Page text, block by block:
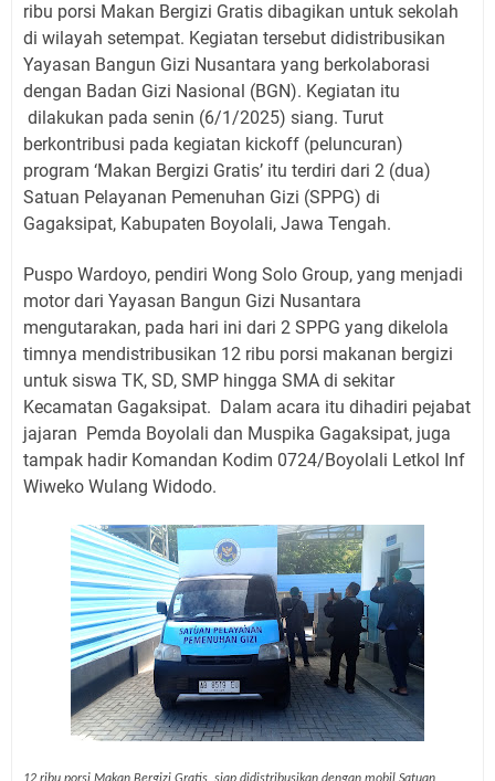
ribu porsi Makan Bergizi Gratis dibagikan untuk sekolah
di wilayah setempat. Kegiatan tersebut didistribusikan
Yayasan Bangun Gizi Nusantara yang berkolaborasi
dengan Badan Gizi Nasional (BGN). Kegiatan itu
dilakukan pada senin (6/1/2025) siang. Turut
berkontribusi pada kegiatan kickoff (peluncuran)
program ‘Makan Bergizi Gratis’ itu terdiri dari 2 (dua)
Satuan Pelayanan Pemenuhan Gizi (SPPG) di
Gagaksipat, Kabupaten Boyolali, Jawa Tengah.
Puspo Wardoyo, pendiri Wong Solo Group, yang menjadi
motor dari Yayasan Bangun Gizi Nusantara
mengutarakan, pada hari ini dari 2 SPPG yang dikelola
timnya mendistribusikan 12 ribu porsi makanan bergizi
untuk siswa TK, SD, SMP hingga SMA di sekitar
Kecamatan Gagaksipat. Dalam acara itu dihadiri pejabat
jajaran Pemda Boyolali dan Muspika Gagaksipat, juga
tampak hadir Komandan Kodim 0724/Boyolali Letkol Inf
Wiweko Wulang Widodo.